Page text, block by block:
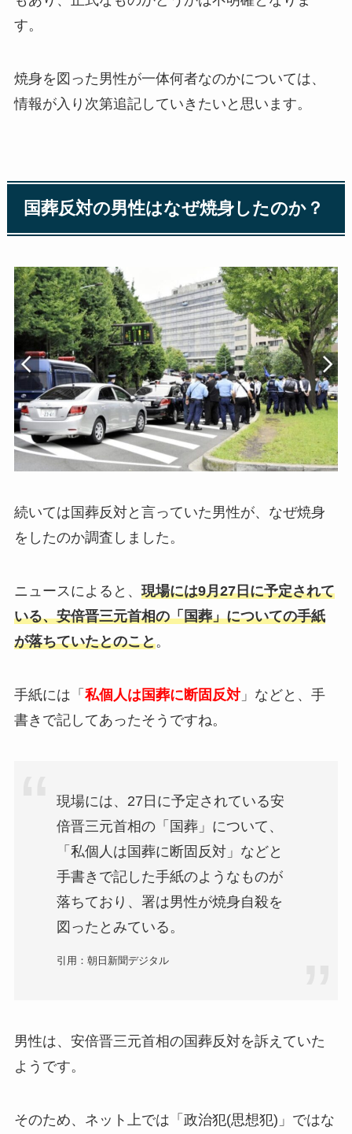
す。
焼身を図った男性が一体何者なのかについては、
情報が入り次第追記していきたいと思います。
国葬反対の男性はなぜ焼身したのか？
続いては国葬反対と言っていた男性が、なぜ焼身
をしたのか調査しました。
ニュースによると、 現場には9月27日に予定されて
いる、安倍晋三元首相の「国葬」についての手紙
が落ちていたとのこと。
手紙には「 私個人は国葬に断固反対」などと、手
書きで記してあったそうですね。
現場には、27日に予定されている安
倍晋三元首相の「国葬」について、
「私個人は国葬に断固反対」などと
手書きで記した手紙のようなものが
落ちており、署は男性が焼身自殺を
図ったとみている。
引用：朝日新聞デジタル
男性は、安倍晋三元首相の国葬反対を訴えていた
ようです。
そのため、ネット上では「政治犯(思想犯)」ではな